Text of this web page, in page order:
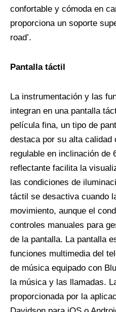
confortable y cómoda en
proporciona un soporte
road’.
Pantalla táctil
La instrumentación y las
integran en una pantalla
película fina, un tipo de
destaca por su alta calidad
regulable en inclinación de
reflectante facilita la
las condiciones de
táctil se desactiva cuando
movimiento, aunque el
controles manuales para
de la pantalla. La pantalla
funciones multimedia del
de música equipado con
la música y las llamadas.
proporcionada por la